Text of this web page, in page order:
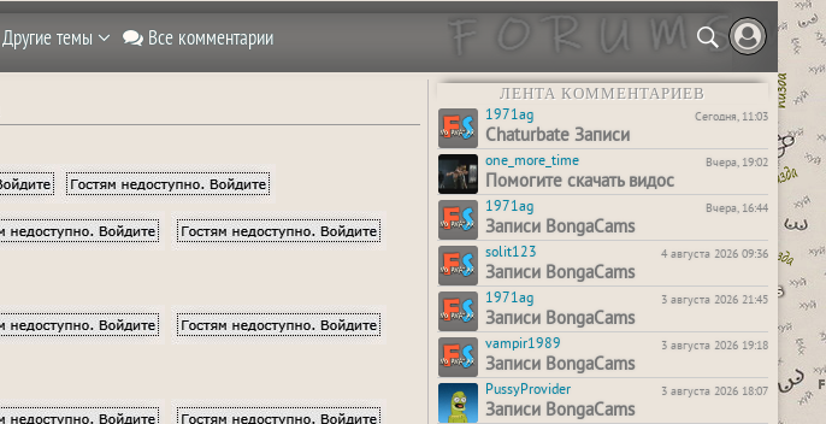
Другие темы Все комментарии
ЛЕНТА КОММЕНТАРИЕВ
1971ag
Сегодня, 11:03
Chaturbate Записи
one_more_time Вчера, 19:02
Помогите скачать видос
1971ag Вчера, 16:44
Записи BongaCams
solit123 4 августа 2026 09:36
Записи BongaCams
1971ag 3 августа 2026 21:45
Записи BongaCams
vampir1989 3 августа 2026 19:18
Записи BongaCams
PussyProvider 3 августа 2026 18:07
Записи BongaCams